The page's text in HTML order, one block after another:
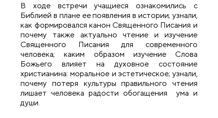
В ходе встречи учащиеся ознакомились с
Библией в плане ее появления в истории; узнали,
как формировался канон Священного Писания и
почему также актуально чтение и изучение
Священного Писания для современного
человека; каким образом изучение Слова
Божьего влияет на духовное состояние
христианина: моральное и эстетическое; узнали,
почему потеря культуры правильного чтения
лишает человека радости обогащения ума и
души.